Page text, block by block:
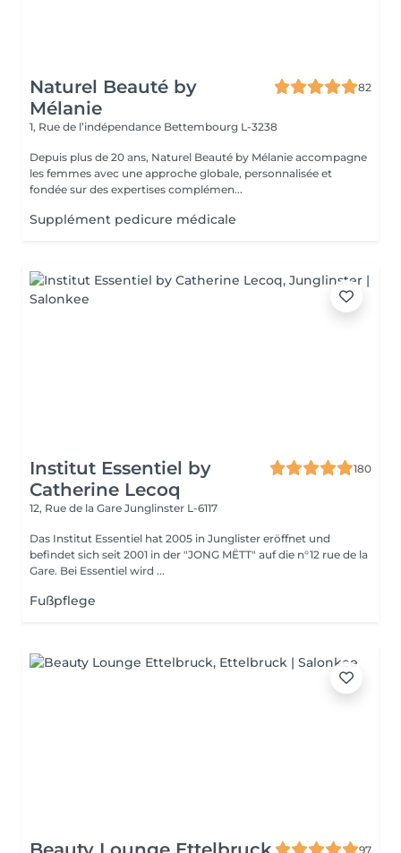
Naturel Beauté by
Mélanie
82
1, Rue de l’indépendance Bettembourg L-3238
Depuis plus de 20 ans, Naturel Beauté by Mélanie accompagne
les femmes avec une approche globale, personnalisée et
fondée sur des expertises complémen...
Supplément pedicure médicale
Institut Essentiel by
Catherine Lecoq
180
12, Rue de la Gare Junglinster L-6117
Das Institut Essentiel hat 2005 in Junglister eröffnet und
befindet sich seit 2001 in der "JONG MËTT" auf die n°12 rue de la
Gare. Bei Essentiel wird ...
Fußpflege
97